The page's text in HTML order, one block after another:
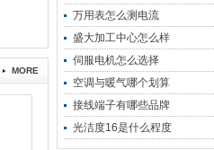
MORE
万用表怎么测电流
盛大加工中心怎么样
伺服电机怎么选择
空调与暖气哪个划算
接线端子有哪些品牌
光洁度16是什么程度